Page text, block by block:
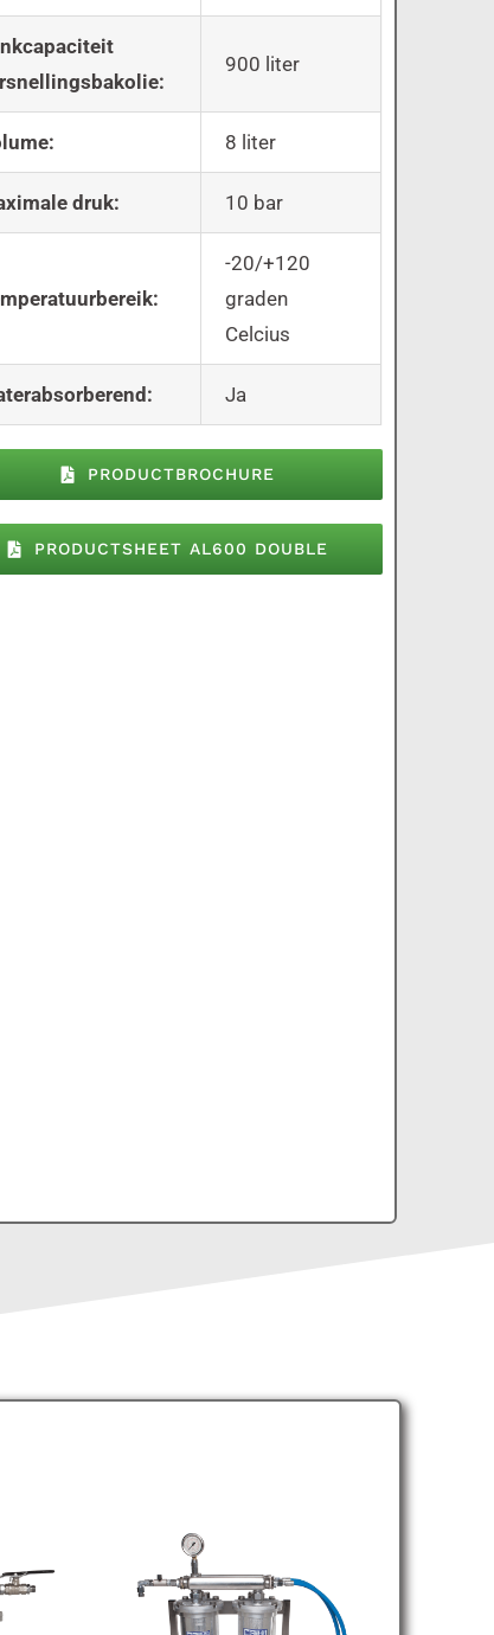
900 liter
8 liter
druk: 10 bar
-20/+120
graden
Celcius
Ja
PRODUCTBROCHURE
PRODUCTSHEET AL600 DOUBLE